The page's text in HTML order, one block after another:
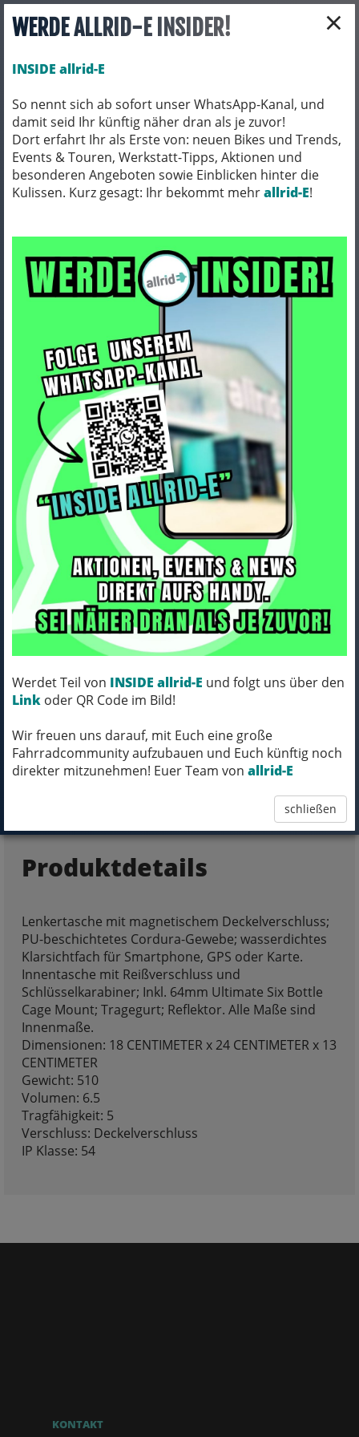
×
WERDE ALLRID-E INSIDER!
INSIDE allrid-E
So nennt sich ab sofort unser WhatsApp-Kanal, und
damit seid Ihr künftig näher dran als je zuvor!
Dort erfahrt Ihr als Erste von: neuen Bikes und Trends,
Events & Touren, Werkstatt-Tipps, Aktionen und
besonderen Angeboten sowie Einblicken hinter die
Kulissen. Kurz gesagt: Ihr bekommt mehrallrid-E!
Werdet Teil von INSIDE allrid-E und folgt uns über den
Link oder QR Code im Bild!
Wir freuen uns darauf, mit Euch eine große
Fahrradcommunity aufzubauen und Euch künftig noch
direkter mitzunehmen! Euer Team von allrid-E
schließen
Toggle navigation
FAHRRADZUBEHÖR PACKTASCHEN / ORTLIEB
ORTLIEB Ultimate Plus kiwi -
moss green
Art.Nr. F3177
Farbe: kiwi - moss green
MICH KANNST DU BESTELLEN - MIT
ABHOLUNG IN NORTORF!
pro Stück (inkl. MwSt.)
100,00 EUR
Produktdetails
Lenkertasche mit magnetischem Deckelverschluss;
PU-beschichtetes Cordura-Gewebe; wasserdichtes
Klarsichtfach für Smartphone, GPS oder Karte.
Innentasche mit Reißverschluss und
Schlüsselkarabiner; Inkl. 64mm Ultimate Six Bottle
Cage Mount; Tragegurt; Reflektor. Alle Maße sind
Innenmaße.
Dimensionen: 18 CENTIMETER x 24 CENTIMETER x 13
CENTIMETER
Gewicht: 510
Volumen: 6.5
Tragfähigkeit: 5
Verschluss: Deckelverschluss
IP Klasse: 54
KONTAKT